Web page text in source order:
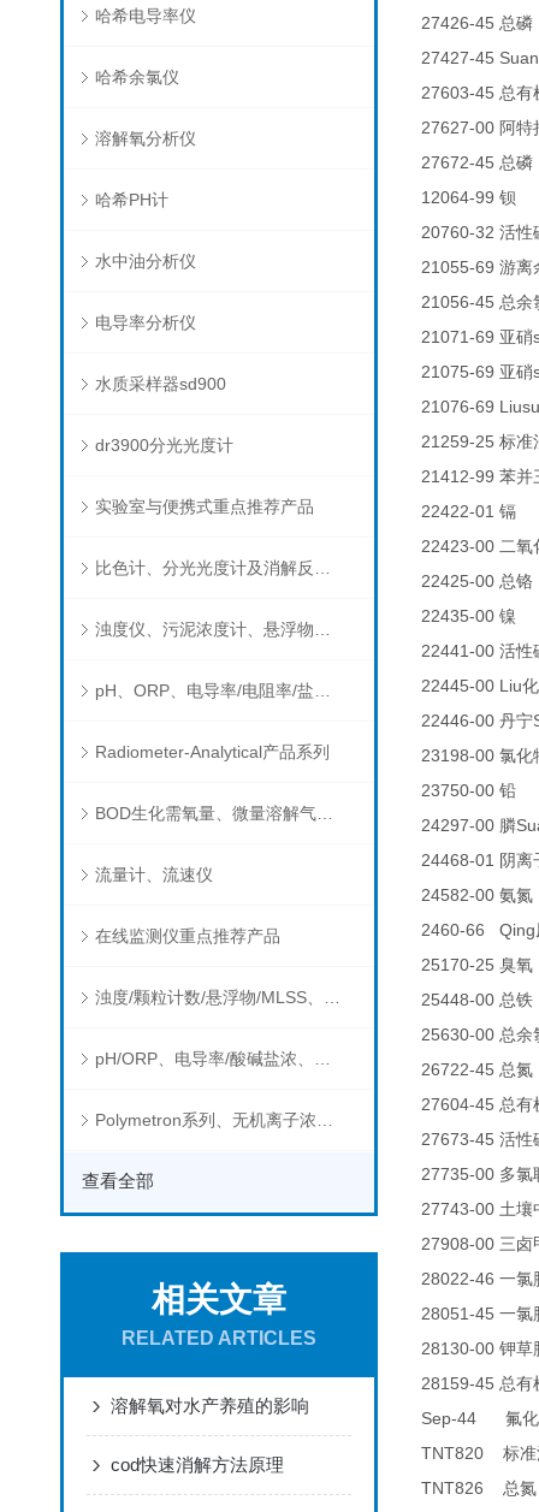
哈希电导率仪
哈希余氯仪
溶解氧分析仪
哈希PH计
水中油分析仪
电导率分析仪
水质采样器sd900
dr3900分光光度计
实验室与便携式重点推荐产品
Radiometer-Analytical产品系列
BOD生化需氧量、微量溶解气体和现场水质测试组件以及其他分析仪
流量计、流速仪
在线监测仪重点推荐产品
查看全部
相关文章
RELATED ARTICLES
溶解氧对水产养殖的影响
cod快速消解方法原理
27426-45 总磷
27427-45 Suan
27603-45 总有
27627-00 阿特
27672-45 总磷
12064-99 钡
20760-32 活性
21055-69 游离
21056-45 总余
21071-69 亚硝
21075-69 亚硝
21076-69
21259-25 标准
21412-99 苯并
22422-01 镉
22423-00 二氧
22425-00 总铬
22435-00 镍
22441-00 活性
22445-00 Liu
22446-00 丹宁
23198-00 氯化
23750-00 铅
24297-00 膦
24468-01
阴
24582-00 氨氮
2460-66 Qing
25170-25 臭氧
25448-00 总铁
25630-00 总余
26722-45 总氮
27604-45 总有
27673-45 活性
27735-00 多氯
27743-00 土壤
27908-00 三卤
28022-46 一氯
28051-45 一氯
28130-00 钾草
28159-45 总有
Sep-44 氟
TNT820 标
TNT826 总氮